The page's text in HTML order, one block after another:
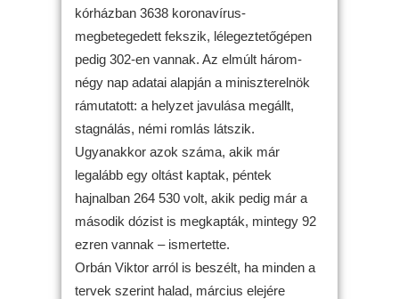
kórházban 3638 koronavírus-
megbetegedett fekszik, lélegeztetőgépen
pedig 302-en vannak. Az elmúlt három-
négy nap adatai alapján a miniszterelnök
rámutatott: a helyzet javulása megállt,
stagnálás, némi romlás látszik.
Ugyanakkor azok száma, akik már
legalább egy oltást kaptak, péntek
hajnalban 264 530 volt, akik pedig már a
második dózist is megkapták, mintegy 92
ezren vannak – ismertette.
Orbán Viktor arról is beszélt, ha minden a
tervek szerint halad, március elejére